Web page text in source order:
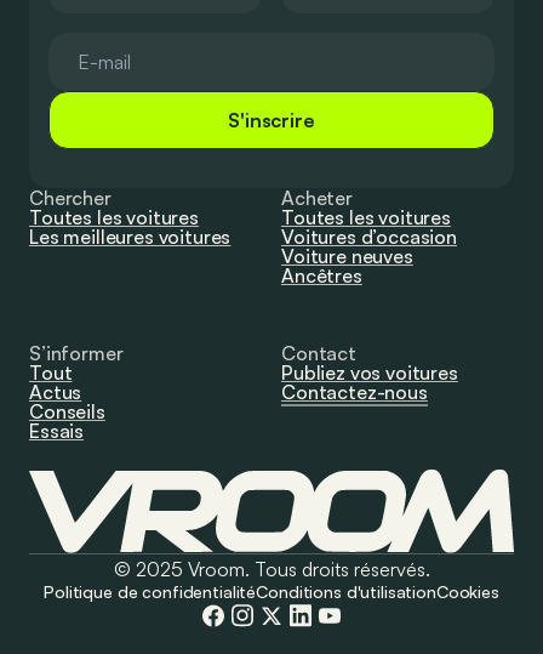
S'inscrire
Chercher
Toutes les voitures
Les meilleures voitures
Acheter
Toutes les voitures
Voitures d’occasion
Voiture neuves
Ancêtres
S’informer
Tout
Actus
Conseils
Essais
Contact
Publiez vos voitures
Contactez-nous
© 2025 Vroom. Tous droits réservés.
Politique de confidentialitéConditions d'utilisationCookies